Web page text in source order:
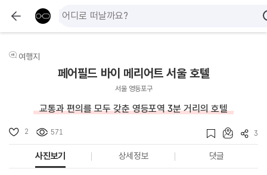
여행지
페어필드 바이 메리어트 서울 호텔
서울 영등포구
교통과 편의를 모두 갖춘 영등포역 3분 거리의 호텔
2 571 3
사진보기 상세정보 댓글